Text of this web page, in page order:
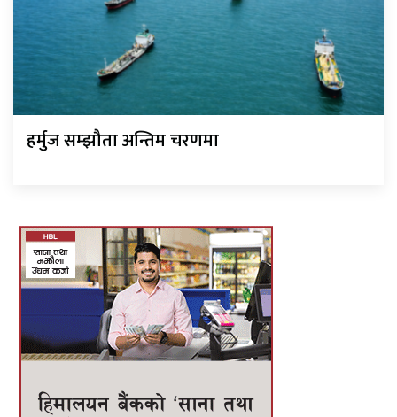
हर्मुज सम्झौता अन्तिम चरणमा